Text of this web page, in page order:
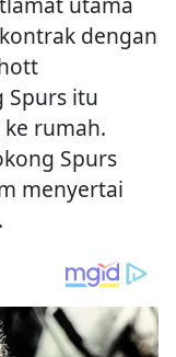
dengan
Spurs itu
rumah.
Spurs
menyertai